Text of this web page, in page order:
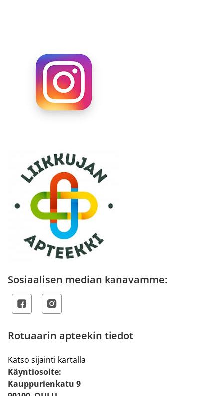
Sosiaalisen median kanavamme:
Rotuaarin apteekin tiedot
Katso sijainti kartalla
Käyntiosoite:
Kauppurienkatu 9